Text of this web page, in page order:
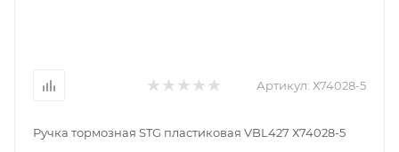
Артикул: Х74028-5
Ручка тормозная STG пластиковая VBL427 Х74028-5